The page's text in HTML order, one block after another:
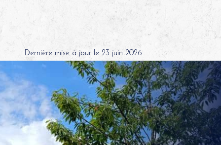
Dernière mise à jour le 23 juin 2026